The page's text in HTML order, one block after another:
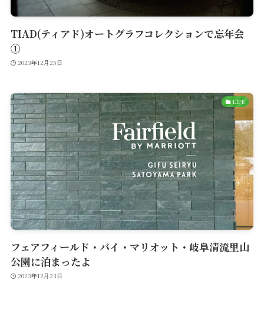
TIAD(ティアド)オートグラフコレクションで忘年会
①
2023年12月25日
LIFE
フェアフィールド・バイ・マリオット・岐阜清流里山
公園に泊まったよ
2023年12月23日